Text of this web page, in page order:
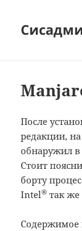
После
редакции,
обнаружил в
Стоит
борту
Intel® так же
Содержимое